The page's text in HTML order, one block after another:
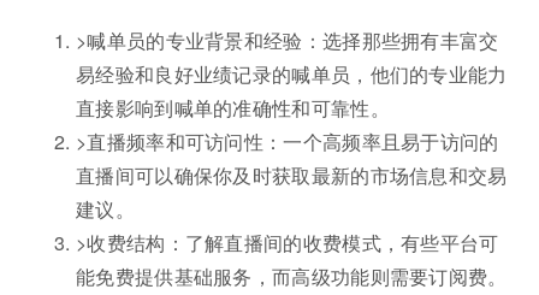
>喊单员的专业背景和经验：选择那些拥有丰富交
易经验和良好业绩记录的喊单员，他们的专业能力
直接影响到喊单的准确性和可靠性。
>直播频率和可访问性：一个高频率且易于访问的
直播间可以确保你及时获取最新的市场信息和交易
建议。
>收费结构：了解直播间的收费模式，有些平台可
能免费提供基础服务，而高级功能则需要订阅费。